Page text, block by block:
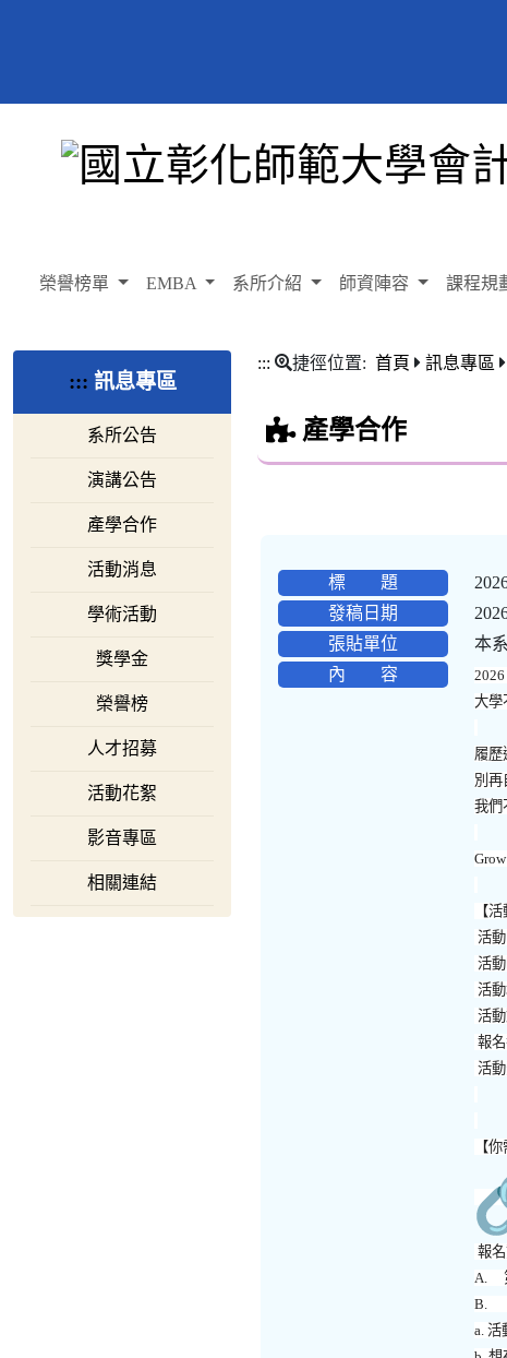
榮譽榜單 EMBA 系所介紹 師資陣容 課程規
::: 訊息專區
系所公告
演講公告
產學合作
活動消息
學術活動
獎學金
榮譽榜
人才招募
活動花絮
影音專區
相關連結
::: 捷徑位置: 首頁 訊息專區
產學合作
標 題
發稿日期
張貼單位
本系
內 容
大學
履歷
別再
我們
【
️活
活
活
活
報
活
【
報
A.
B.
a.活